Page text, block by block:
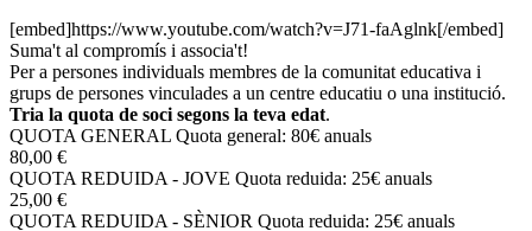
[embed]https://www.youtube.com/watch?v=J71-faAglnk[/embed]
Suma't al compromís i associa't!
Per a persones individuals membres de la comunitat educativa i
grups de persones vinculades a un centre educatiu o una institució.
Tria la quota de soci segons la teva edat.
QUOTA GENERAL Quota general: 80€ anuals
80,00 €
QUOTA REDUIDA - JOVE Quota reduida: 25€ anuals
25,00 €
QUOTA REDUIDA - SÈNIOR Quota reduida: 25€ anuals